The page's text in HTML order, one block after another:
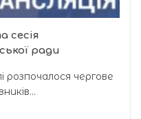
сесія
ради
розпочалося чергове